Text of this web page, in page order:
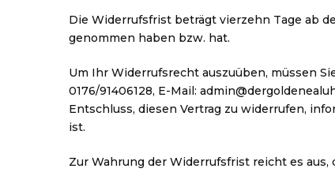
Die Widerrufsfrist beträgt vierzehn Tage ab
genommen haben bzw. hat.
Um Ihr Widerrufsrecht auszuüben, müssen
0176/91406128, E-Mail:
Entschluss, diesen Vertrag zu widerrufen,
ist.
Zur Wahrung der Widerrufsfrist reicht es